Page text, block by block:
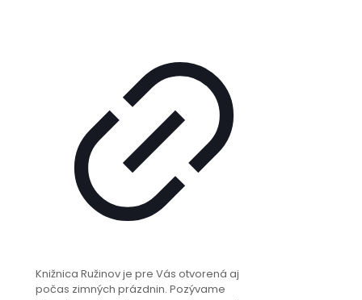
Knižnica Ružinov je pre Vás otvorená aj
počas zimných prázdnin. Pozývame